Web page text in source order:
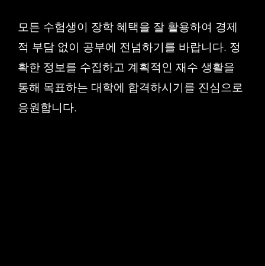
모든 수험생이 장학 혜택을 잘 활용하여 경제
적 부담 없이 공부에 전념하기를 바랍니다. 정
확한 정보를 수집하고 계획적인 재수 생활을
통해 목표하는 대학에 합격하시기를 진심으로
응원합니다.